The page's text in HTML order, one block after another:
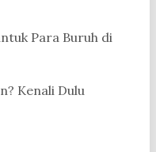
Para Buruh di
Kenali Dulu